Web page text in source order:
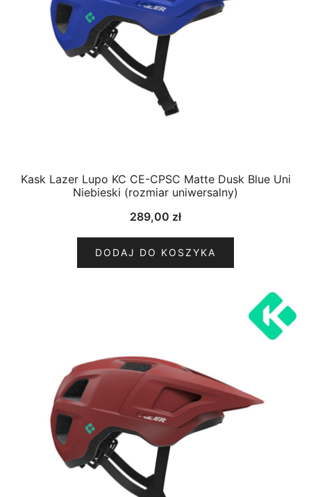
Kask Lazer Lupo KC CE-CPSC Matte Dusk Blue Uni
Niebieski (rozmiar uniwersalny)
289,00 zł
DODAJ DO KOSZYKA